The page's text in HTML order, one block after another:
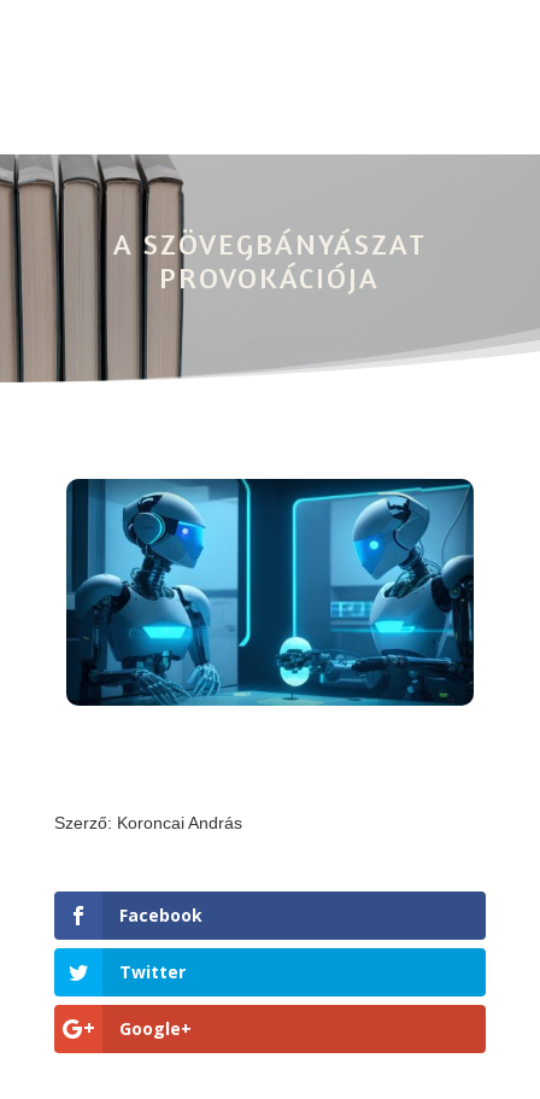
A SZÖVEGBÁNYÁSZAT
PROVOKÁCIÓJA
Szerző: Koroncai András
Facebook
Twitter
Google+